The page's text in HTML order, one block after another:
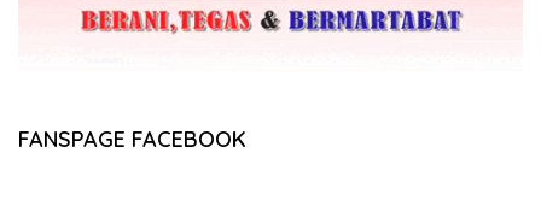
FANSPAGE FACEBOOK